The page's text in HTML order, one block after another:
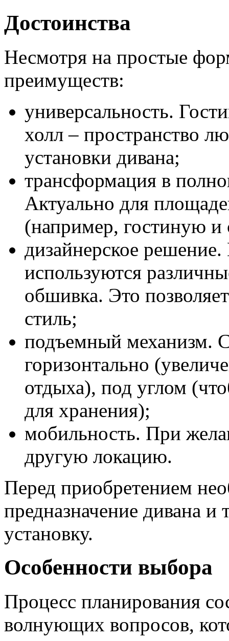
Достоинства
Несмотря на простые
преимуществ:
универсальность.
холл – пространство
установки дивана;
трансформация в
Актуально для
(например, гостиную и
дизайнерское
используются
обшивка. Это
стиль;
подъемный механизм.
горизонтально
отдыха), под углом
для хранения);
мобильность. При
другую локацию.
Перед приобретением
предназначение дивана
установку.
Особенности выбора
Процесс планирования
волнующих вопросов,